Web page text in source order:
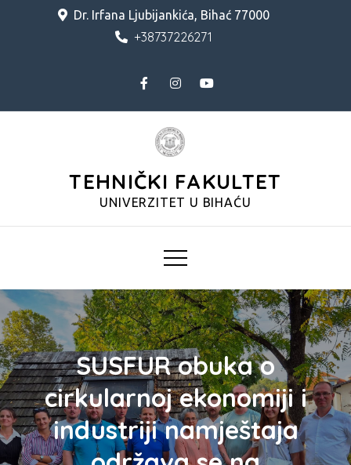
Dr. Irfana Ljubijankića, Bihać 77000
+38737226271
TEHNIČKI FAKULTET
UNIVERZITET U BIHAĆU
SUSFUR obuka o
cirkularnoj ekonomiji i
industriji namještaja